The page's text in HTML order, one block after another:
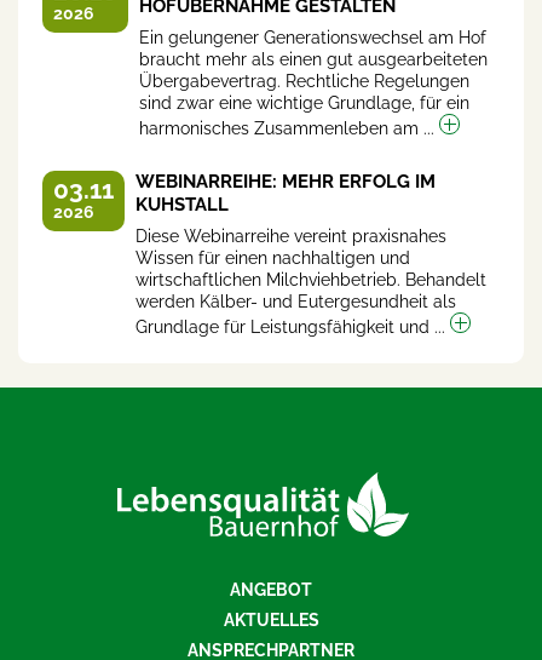
2026
HOFÜBERNAHME GESTALTEN
Ein gelungener Generationswechsel am Hof
braucht mehr als einen gut ausgearbeiteten
Übergabevertrag. Rechtliche Regelungen
sind zwar eine wichtige Grundlage, für ein
harmonisches Zusammenleben am ...
03.11
2026
WEBINARREIHE: MEHR ERFOLG IM
KUHSTALL
Diese Webinarreihe vereint praxisnahes
Wissen für einen nachhaltigen und
wirtschaftlichen Milchviehbetrieb. Behandelt
werden Kälber- und Eutergesundheit als
Grundlage für Leistungsfähigkeit und ...
ANGEBOT
AKTUELLES
ANSPRECHPARTNER